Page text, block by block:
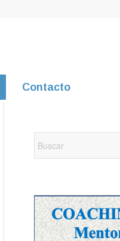
Contacto